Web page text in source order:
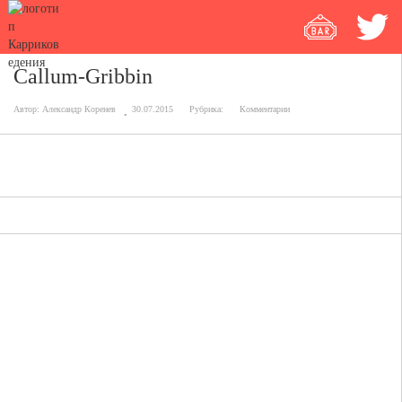
Callum-Gribbin
Автор: Александр Коренев 30.07.2015 Рубрика: Комментарии